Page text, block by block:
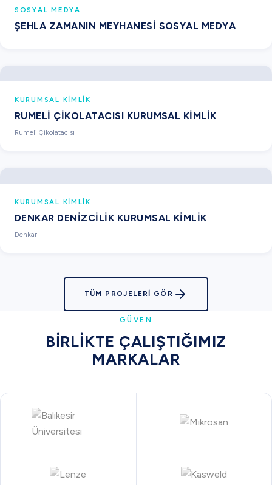
SOSYAL MEDYA
ŞEHLA ZAMANIN MEYHANESI SOSYAL MEDYA
KURUMSAL KIMLIK
RUMELI ÇIKOLATACISI KURUMSAL KIMLIK
Rumeli Çikolatacısı
KURUMSAL KIMLIK
DENKAR DENIZCILIK KURUMSAL KIMLIK
Denkar
TÜM PROJELERI GÖR
GÜVEN
BIRLIKTE ÇALIŞTIĞIMIZ
MARKALAR